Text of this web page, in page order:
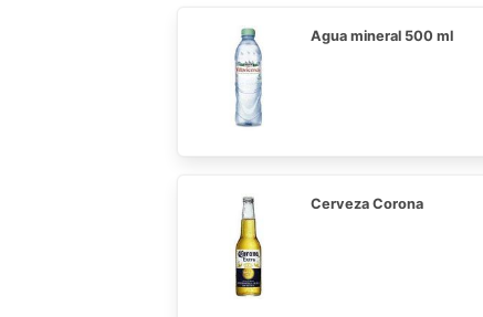
Agua mineral 500 ml
Cerveza Corona